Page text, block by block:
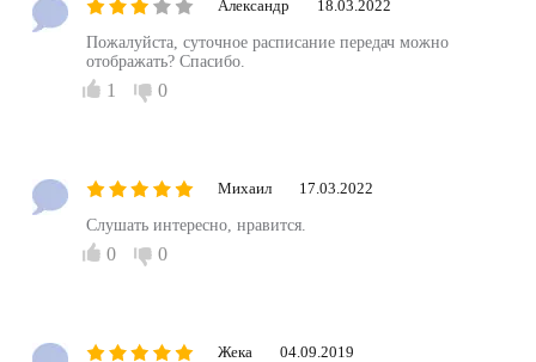
Александр 18.03.2022
Пожалуйста, суточное расписание передач можно
отображать? Спасибо.
1 0
Михаил 17.03.2022
Слушать интересно, нравится.
0 0
Жека 04.09.2019